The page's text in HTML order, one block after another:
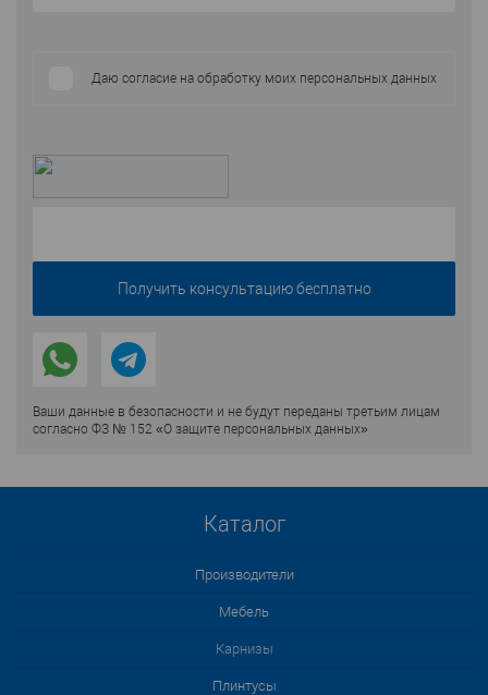
Даю согласие на обработку моих персональных данных
Ваши данные в безопасности и не будут переданы третьим лицам
согласно ФЗ № 152 «О защите персональных данных»
Каталог
Производители
Мебель
Карнизы
Плинтусы